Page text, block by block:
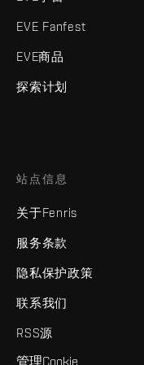
EVE Fanfest
EVE商品
探索计划
站点信息
关于Fenris
服务条款
隐私保护政策
联系我们
RSS源
管理Cookie